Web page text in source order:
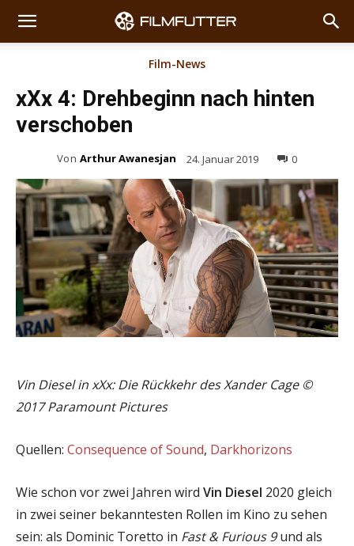
Film-News
xXx 4: Drehbeginn nach hinten
verschoben
Von Arthur Awanesjan 24. Januar 2019 0
Vin Diesel in xXx: Die Rückkehr des Xander Cage ©
2017 Paramount Pictures
Quellen: Consequence of Sound, Darkhorizons
Wie schon vor zwei Jahren wird Vin Diesel 2020 gleich
in zwei seiner bekanntesten Rollen im Kino zu sehen
sein: als Dominic Toretto in Fast & Furious 9und als